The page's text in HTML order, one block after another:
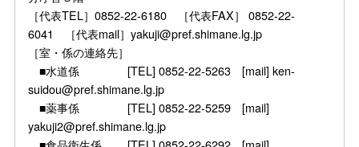
［代表TEL］0852-22-6180 ［代表FAX］ 0852-22-
6041 ［代表mail］yakuji@pref.shimane.lg.jp
［室・係の連絡先］
■水道係 [TEL] 0852-22-5263 [mail] ken-
suidou@pref.shimane.lg.jp
■薬事係 [TEL] 0852-22-5259 [mail]
yakuji2@pref.shimane.lg.jp